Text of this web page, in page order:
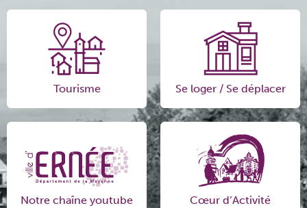
Tourisme Se loger / Se déplacer
Notre chaîne youtube Cœur d’Activité